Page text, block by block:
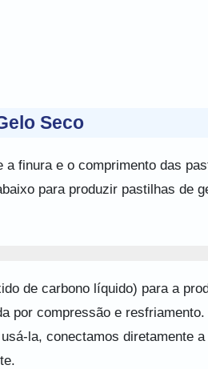
Seco
finura e o comprimento das
para produzir pastilhas de
de carbono líquido) para a
por compressão e resfriamento.
la, conectamos diretamente a